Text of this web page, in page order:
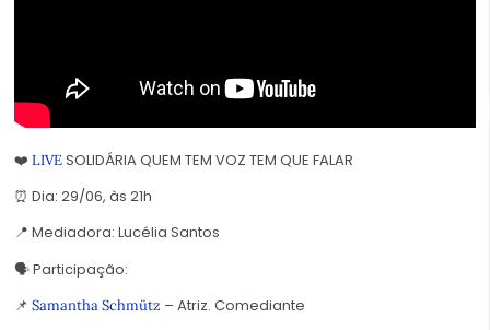
❤️ LIVESOLIDÁRIA QUEM TEM VOZ TEM QUE FALAR
⏰ Dia: 29/06, às 21h
📍 Mediadora: Lucélia Santos
🗣️ Participação:
📌 Samantha Schmütz – Atriz. Comediante